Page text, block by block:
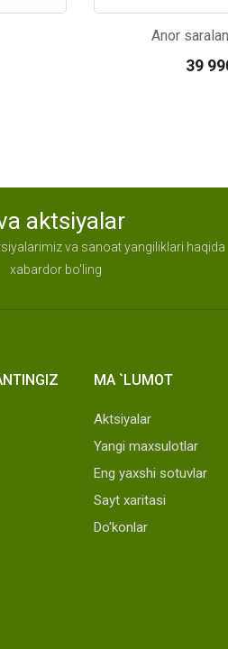
Anor
39
aktsiyalar
va sanoat yangiliklari haqida
xabardor bo'ling
MA `LUMOT
Aktsiyalar
Yangi maxsulotlar
Eng yaxshi sotuvlar
Sayt xaritasi
Do'konlar